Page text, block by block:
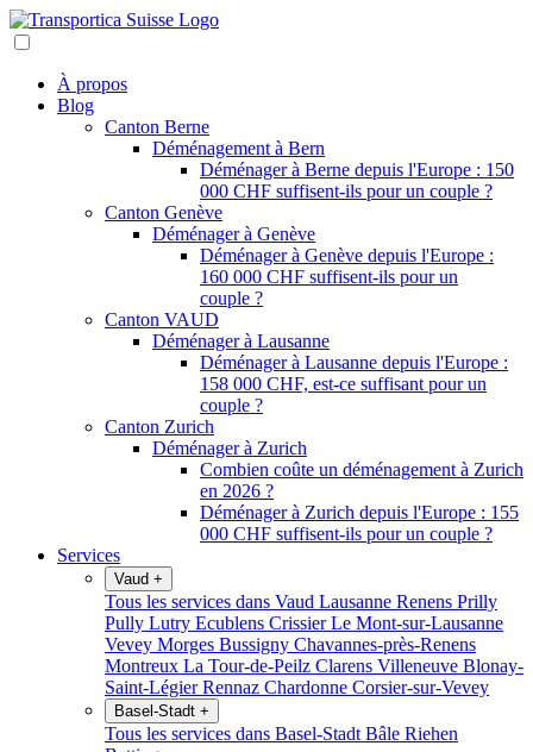
À propos
Blog
Canton Berne
Déménagement à Bern
Déménager à Berne depuis l'Europe : 150
000 CHF suffisent-ils pour un couple ?
Canton Genève
Déménager à Genève
Déménager à Genève depuis l'Europe :
160 000 CHF suffisent-ils pour un
couple ?
Canton VAUD
Déménager à Lausanne
Déménager à Lausanne depuis l'Europe :
158 000 CHF, est-ce suffisant pour un
couple ?
Canton Zurich
Déménager à Zurich
Combien coûte un déménagement à Zurich
en 2026 ?
Déménager à Zurich depuis l'Europe : 155
000 CHF suffisent-ils pour un couple ?
Services
Vaud +
Tous les services dans Vaud Lausanne Renens Prilly
Pully Lutry Ecublens CrissierLe Mont-sur-Lausanne
Vevey Morges Bussigny Chavannes-près-Renens
Montreux La Tour-de-Peilz Clarens Villeneuve Blonay-
Saint-LégierRennaz Chardonne Corsier-sur-Vevey
Basel-Stadt +
Tous les services dans Basel-Stadt Bâle Riehen